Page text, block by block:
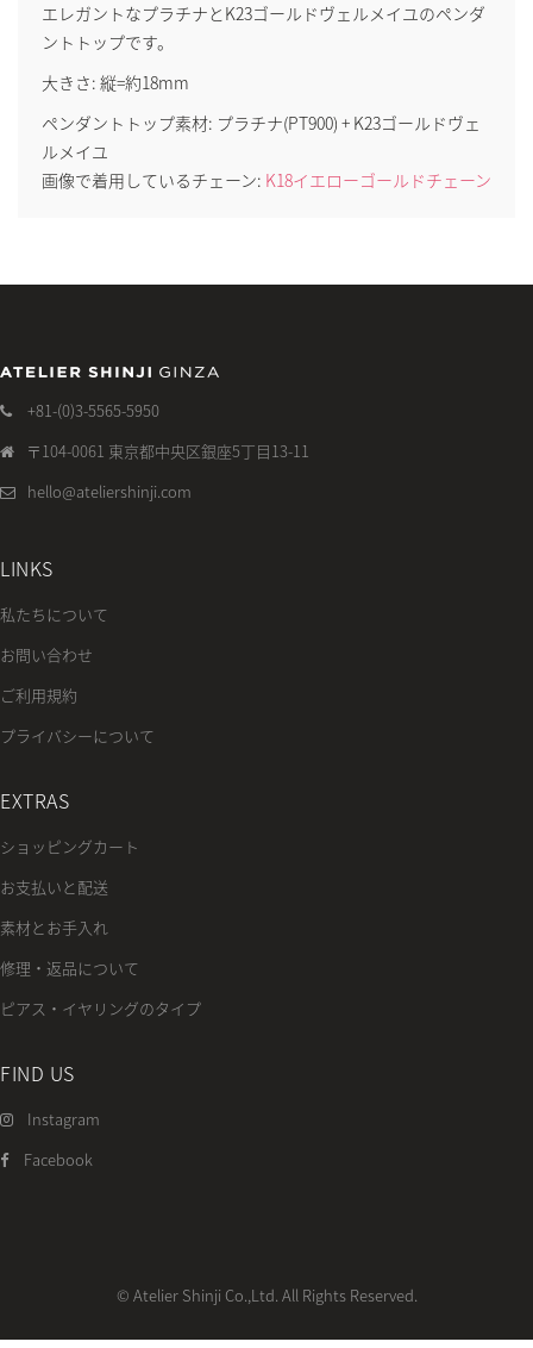
エレガントなプラチナとK23ゴールドヴェルメイユのペンダ
ントトップです。
大きさ: 縦=約18mm
ペンダントトップ素材: プラチナ(PT900) + K23ゴールドヴェ
ルメイユ
画像で着用しているチェーン: K18イエローゴールドチェーン
+81-(0)3-5565-5950
〒104-0061 東京都中央区銀座5丁目13-11
hello@ateliershinji.com
LINKS
私たちについて
お問い合わせ
ご利用規約
プライバシーについて
EXTRAS
ショッピングカート
お支払いと配送
素材とお手入れ
修理・返品について
ピアス・イヤリングのタイプ
FIND US
Instagram
Facebook
© Atelier Shinji Co.,Ltd. All Rights Reserved.